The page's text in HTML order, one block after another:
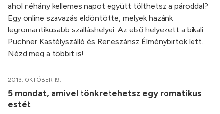
ahol néhány kellemes napot együtt tölthetsz a pároddal?
Egy online szavazás eldöntötte, melyek hazánk
legromantikusabb szálláshelyei. Az első helyezett a bikali
Puchner Kastélyszálló és Reneszánsz Élménybirtok lett.
Nézd meg a többit is!
2013. OKTÓBER 19.
5 mondat, amivel tönkretehetsz egy romatikus
estét